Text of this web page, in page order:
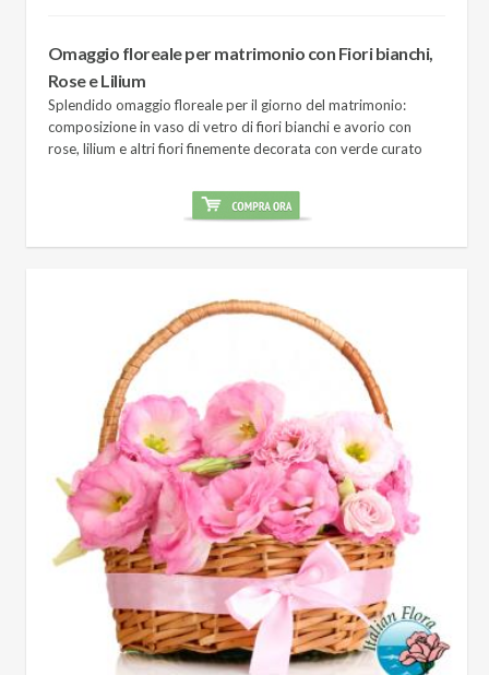
Omaggio floreale per matrimonio con Fiori bianchi,
Rose e Lilium
Splendido omaggio floreale per il giorno del matrimonio:
composizione in vaso di vetro di fiori bianchi e avorio con
rose, lilium e altri fiori finemente decorata con verde curato